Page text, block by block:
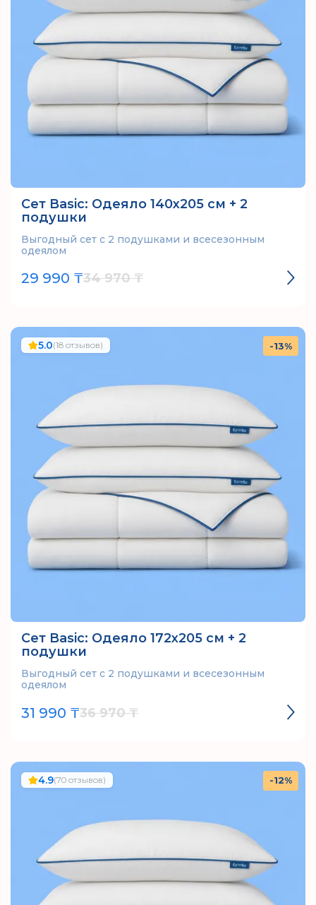
Сет Basic: Одеяло 140х205 см + 2
подушки
Выгодный сет с 2 подушками и всесезонным
одеялом
29 990 ₸34 970 ₸
5.0(18 отзывов) -13%
Сет Basic: Одеяло 172х205 см + 2
подушки
Выгодный сет с 2 подушками и всесезонным
одеялом
31 990 ₸36 970 ₸
4.9(70 отзывов) -12%